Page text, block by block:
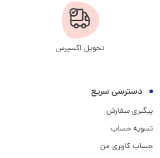
تحویل اکسپرس
دسترسی سریع
پیگیری سفارش
تسویه حساب
حساب کاربری من